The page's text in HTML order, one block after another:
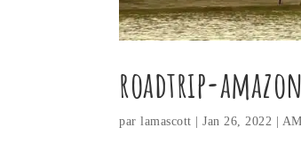
roadtrip-
parlamascott |Jan 26, 2022